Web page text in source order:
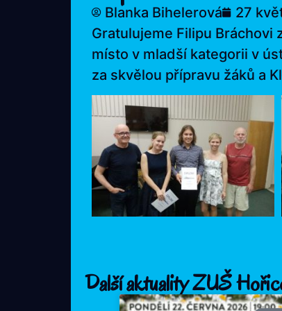
Blanka Bihelerová
27
Gratulujeme Filipu Bráchovi
místo v mladší kategorii v
za skvělou přípravu žáků a
Další aktuality ZUŠ